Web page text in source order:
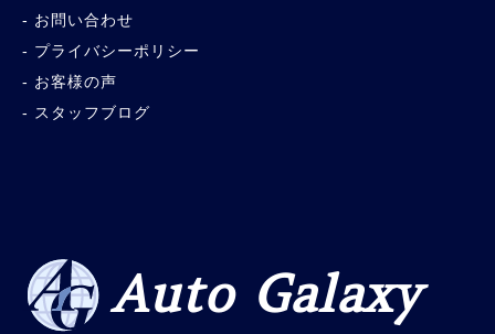
お問い合わせ
プライバシーポリシー
お客様の声
スタッフブログ
Auto Galaxy